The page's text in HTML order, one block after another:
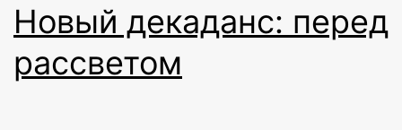
Новый декаданс: перед
рассветом